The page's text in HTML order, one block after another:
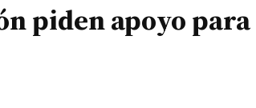
piden apoyo para